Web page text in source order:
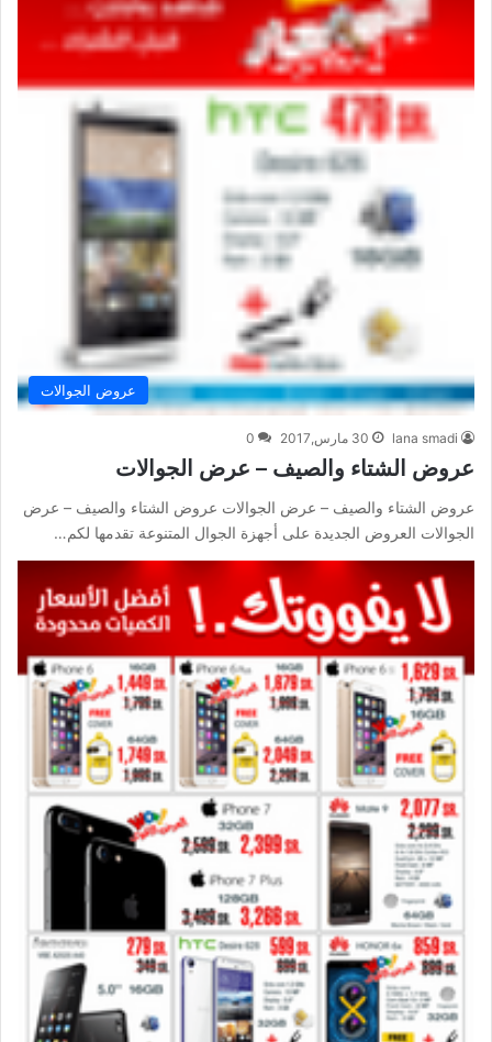
عروض الجوالات
lana smadi 30 مارس,2017 0
عروض الشتاء والصيف – عرض الجوالات
عروض الشتاء والصيف – عرض الجوالات عروض الشتاء والصيف – عرض
الجوالات العروض الجديدة على أجهزة الجوال المتنوعة تقدمها لكم…